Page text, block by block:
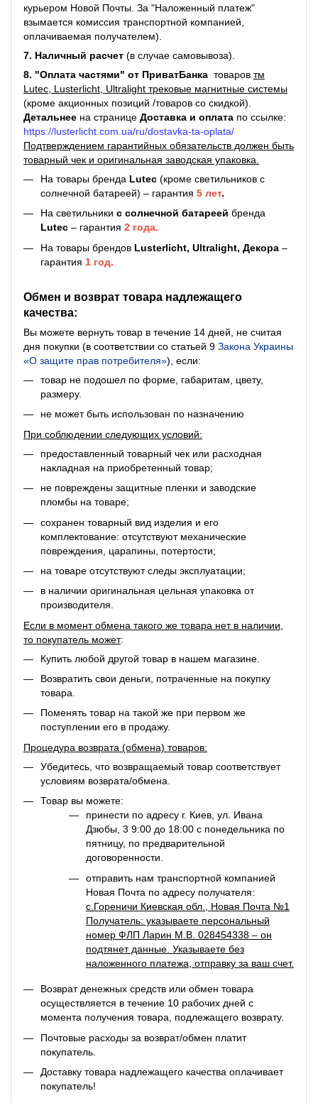
курьером Новой Почты. За "Наложенный платеж"
взымается комиссия транспортной компанией,
оплачиваемая получателем).
7. Наличный расчет (в случае самовывоза).
8. "Оплата частями" от ПриватБанка товаров тм
Lutec, Lusterlicht, Ultralight трековые магнитные системы
(кроме акционных позиций /товаров со скидкой).
Детальнее на странице Доставка и оплата по ссылке:
https://lusterlicht.com.ua/ru/dostavka-ta-oplata/
Подтверждением гарантийных обязательств должен быть
товарный чек и оригинальная заводская упаковка.
На товары бренда Lutec (кроме светильников с
солнечной батареей) – гарантия 5 лет.
На светильники с солнечной батареей бренда
Lutec – гарантия 2 года.
На товары брендов Lusterlicht, Ultralight, Декора –
гарантия 1 год.
Обмен и возврат товара надлежащего
качества:
Вы можете вернуть товар в течение 14 дней, не считая
дня покупки (в соответствии со статьей 9 Закона Украины
«О защите прав потребителя»), если:
товар не подошел по форме, габаритам, цвету,
размеру.
не может быть использован по назначению
При соблюдении следующих условий:
предоставленный товарный чек или расходная
накладная на приобретенный товар;
не повреждены защитные пленки и заводские
пломбы на товаре;
сохранен товарный вид изделия и его
комплектование: отсутствуют механические
повреждения, царапины, потертости;
на товаре отсутствуют следы эксплуатации;
в наличии оригинальная цельная упаковка от
производителя.
Если в момент обмена такого же товара нет в наличии,
то покупатель может:
Купить любой другой товар в нашем магазине.
Возвратить свои деньги, потраченные на покупку
товара.
Поменять товар на такой же при первом же
поступлении его в продажу.
Процедура возврата (обмена) товаров:
Убедитесь, что возвращаемый товар соответствует
условиям возврата/обмена.
Товар вы можете:
принести по адресу г. Киев, ул. Ивана
Дзюбы, 3 9:00 до 18:00 с понедельника по
пятницу, по предварительной
договоренности.
отправить нам транспортной компанией
Новая Почта по адресу получателя:
с.Гореничи Киевская обл., Новая Почта №1
Получатель: указываете персональный
номер ФЛП Ларин М.В. 028454338 – он
подтянет данные. Указываете без
наложенного платежа, отправку за ваш счет.
Возврат денежных средств или обмен товара
осуществляется в течение 10 рабочих дней с
момента получения товара, подлежащего возврату.
Почтовые расходы за возврат/обмен платит
покупатель.
Доставку товара надлежащего качества оплачивает
покупатель!